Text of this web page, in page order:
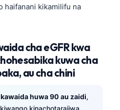
haifanani kikamilifu na
cha eGFR kwa
kuwa cha
au cha chini
huwa 90 au zaidi,